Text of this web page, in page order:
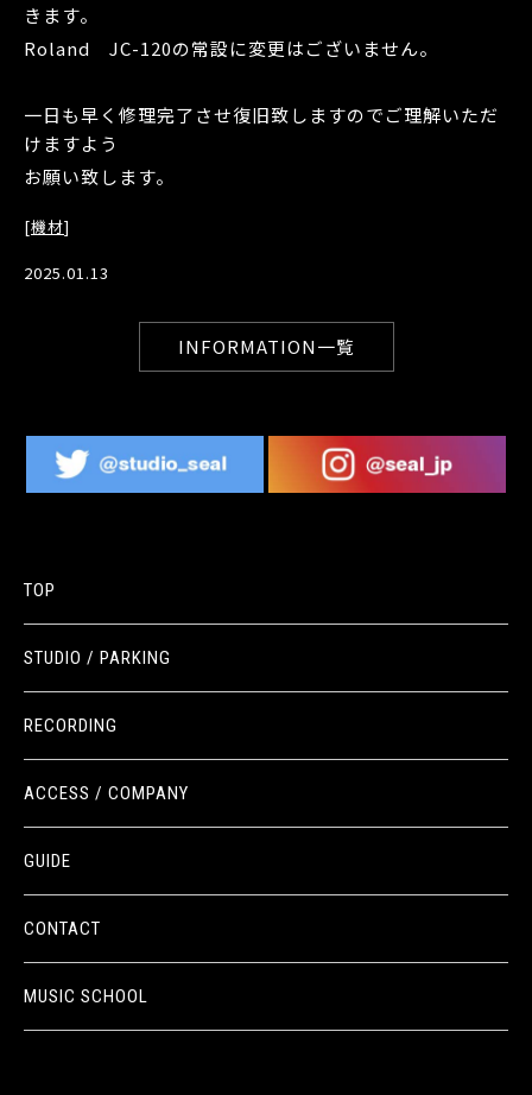
きます。
Roland JC-120の常設に変更はございません。
一日も早く修理完了させ復旧致しますのでご理解いただ
けますよう
お願い致します。
[機材]
2025.01.13
INFORMATION一覧
TOP
STUDIO / PARKING
RECORDING
ACCESS / COMPANY
GUIDE
CONTACT
MUSIC SCHOOL